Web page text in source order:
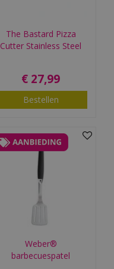
The Bastard Pizza
Cutter Stainless Steel
€ 27,99
Bestellen
Weber®
barbecuespatel